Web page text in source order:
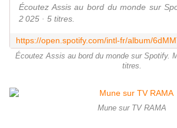
Écoutez Assis au bord du monde sur
2 025 · 5 titres.
Écoutez Assis au bord du monde sur Spotify.
titres.
Mune sur TV RAMA